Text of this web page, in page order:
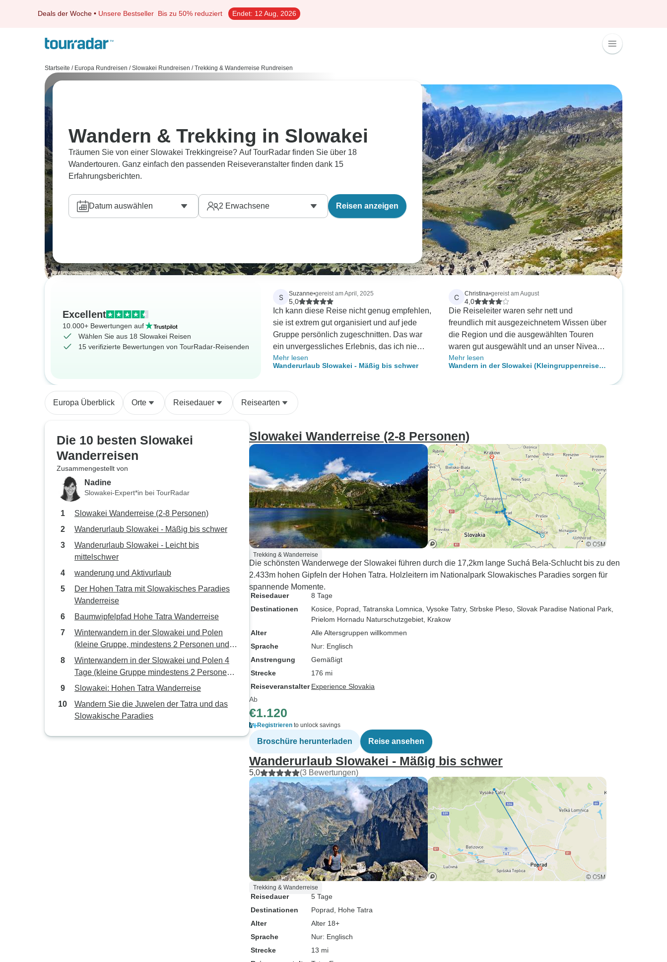
Deals der Woche • Unsere Bestseller Bis zu 50% reduziert Endet: 12 Aug, 2026
Startseite / Europa Rundreisen / Slowakei Rundreisen / Trekking & Wanderreise Rundreisen
Wandern & Trekking in Slowakei
Träumen Sie von einer Slowakei Trekkingreise? Auf TourRadar finden Sie über 18
Wandertouren. Ganz einfach den passenden Reiseveranstalter finden dank 15
Erfahrungsberichten.
Datum auswählen 2 Erwachsene Reisen anzeigen
Excellent
10.000+ Bewertungen auf
Wählen Sie aus 18 Slowakei Reisen
15 verifizierte Bewertungen von TourRadar-Reisenden
S Suzanne•gereist am April, 2025
5,0
Ich kann diese Reise nicht genug empfehlen,
sie ist extrem gut organisiert und auf jede
Gruppe persönlich zugeschnitten. Das war
ein unvergessliches Erlebnis, das ich nie
vergessen werde! Alena und das Team von
Tatra Escapes waren unglaublich!!! ????
Mehr lesen
Wanderurlaub Slowakei - Mäßig bis schwer
C Christina•gereist am August
4,0
Die Reiseleiter waren sehr nett und
freundlich mit ausgezeichnetem Wissen über
die Region und die ausgewählten Touren
waren gut ausgewählt und an unser Niveau
angepasst. Die Unterkunft war recht einfach,
das Frühstück nicht so gut (und nicht allzu
Nachmittag/Abend zu bewegen. Alles in
allem eine Erfahrung, die ich nicht missen
möchte.
Mehr lesen
Wandern in der Slowakei (Kleingruppenreise
Europa Überblick Orte Reisedauer Reisearten
Die 10 besten Slowakei
Wanderreisen
Zusammengestellt von
Nadine
Slowakei-Expert*in bei TourRadar
Slowakei Wanderreise (2-8 Personen)
Wanderurlaub Slowakei - Mäßig bis schwer
Wanderurlaub Slowakei - Leicht bis
mittelschwer
wanderung und Aktivurlaub
Der Hohen Tatra mit Slowakisches Paradies
Wanderreise
Baumwipfelpfad Hohe Tatra Wanderreise
Winterwandern in der Slowakei und Polen
(kleine Gruppe, mindestens 2 Personen und
maximal 8 Personen)
Winterwandern in der Slowakei und Polen 4
Tage (kleine Gruppe mindestens 2 Personen
& maximal 8 Personen)
Slowakei: Hohen Tatra Wanderreise
Wandern Sie die Juwelen der Tatra und das
Slowakische Paradies
Slowakei Wanderreise (2-8 Personen)
Trekking & Wanderreise
Die schönsten Wanderwege der Slowakei führen durch die 17,2km lange Suchá Bela-Schlucht bis zu den
2.433m hohen Gipfeln der Hohen Tatra. Holzleitern im Nationalpark Slowakisches Paradies sorgen für
spannende Momente.
Reisedauer
8 Tage
Destinationen
Kosice , Poprad , Tatranska Lomnica , Vysoke Tatry, Strbske Pleso , Slovak Paradise National Park
Prielom Hornadu Naturschutzgebiet , Krakow
Alter
Alle Altersgruppen willkommen
Sprache
Nur: Englisch
Anstrengung
Gemäßigt
Strecke
176 mi
Reiseveranstalter Experience Slovakia
Ab
€1.120
Registrieren to unlock savings
Broschüre herunterladen Reise ansehen
Wanderurlaub Slowakei - Mäßig bis schwer
5,0 (3 Bewertungen)
Trekking & Wanderreise
Reisedauer
5 Tage
Destinationen
Poprad , Hohe Tatra
Alter
Alter 18+
Sprache
Nur: Englisch
Strecke
13 mi